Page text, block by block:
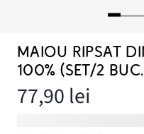
MAIOU RIPSAT
100% (SET/2
77,90 lei